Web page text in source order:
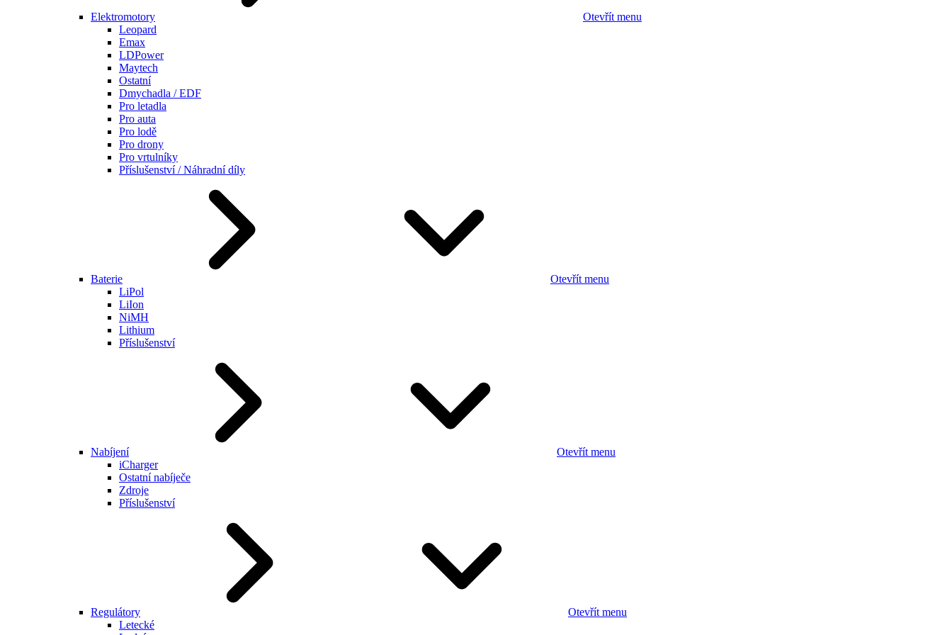
Elektromotory
Otevřít menu
Leopard
Emax
LDPower
Maytech
Ostatní
Dmychadla / EDF
Pro letadla
Pro auta
Pro lodě
Pro drony
Pro vrtulníky
Příslušenství / Náhradní díly
Baterie
Otevřít menu
LiPol
LiIon
NiMH
Lithium
Příslušenství
Nabíjení
Otevřít menu
iCharger
Ostatní nabíječe
Zdroje
Příslušenství
Regulátory
Otevřít menu
Letecké